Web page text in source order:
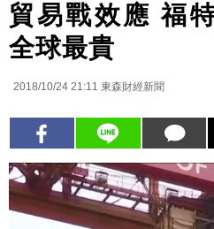
貿易戰效應 福
全球最貴
2018/10/24 21:11 東森財經新聞